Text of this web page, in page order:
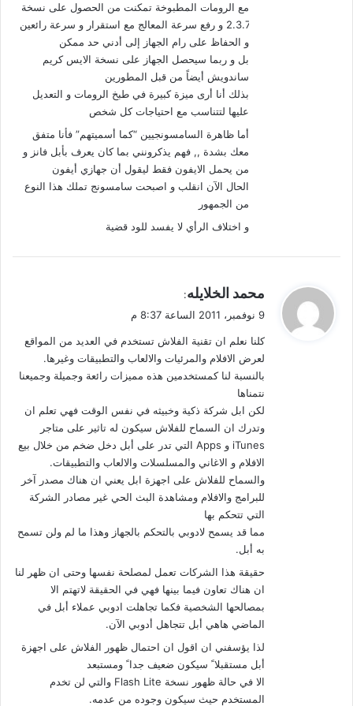
مع الرومات المطبوخة تمكنت من الحصول على نسخة
2.3.7 و رفع سرعة المعالج مع استقرار و سرعة رائعين
و الحفاظ على رام الجهاز إلى أدني حد ممكن
بل و ربما سيحصل الجهاز على نسخة الايس كريم
ساندويش أيضاً من قبل المطورين
بذلك أنا أرى ميزة كبيرة في طبخ الرومات و التعديل
عليها لتتناسب مع احتياجات كل شخص
أما ظاهرة السامسونجيين “كما أسميتهم” فأنا متفق
معك بشدة ,, فهم يذكرونني بما كان يعرف بأبل فانز و
من يحمل الايفون فقط ليقول أن جهازي أيفون
الحال الآن انقلب و اصبحت سامسونج تملك هذا النوع
من الجمهور
و اختلاف الرأي لا يفسد للود قضية
ل
محمد الخلايله:
9 نوفمبر، 2011 الساعة 8:37 م
كلنا نعلم ان تقنية الفلاش تستخدم في العديد من المواقع
لعرض الافلام والمرئيات والالعاب والتطبيقات وغيرها.
بالنسبة لنا كمستخدمين هذه مميزات رائعة وجميلة وجميعنا
نتمناها
لكن ابل شركة ذكية وخبيثه في نفس الوقت فهي تعلم ان
وتدرك ان السماح للفلاش سيكون له تاثير على متاجر
iTunes و Apps التي تدر على أبل دخل ضخم من خلال بيع
الافلام و الاغاني والمسلسلات والالعاب والتطبيقات.
والسماح للفلاش على اجهزة ابل يعني ان هناك مصدر آخر
للبرامج والافلام ومشاهدة البث الحي غير مصادر الشركة
التي تتحكم بها
مما قد يسمح لادوبي بالتحكم بالجهاز وهذا ما لم ولن تسمح
به أبل.
حقيقة هذا الشركات تعمل لمصلحة نفسها وحتى ان ظهر لنا
ان هناك تعاون فيما بينها فهي في الحقيقة لاتهتم الا
بمصالحها الشخصية فكما تجاهلت ادوبي عملاء أبل في
الماضي هاهي أبل تتجاهل أدوبي الآن.
لذا يؤسفني ان اقول ان احتمال ظهور الفلاش على اجهزة
أبل مستقبلا ً سيكون ضعيف جدا ً ومستبعد
الا في حالة ظهور نسخة Flash Lite والتي لن تخدم
المستخدم حيث سيكون وجوده من عدمه.